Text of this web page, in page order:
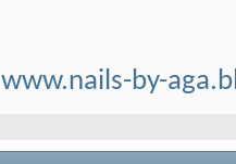
www.nails-by-